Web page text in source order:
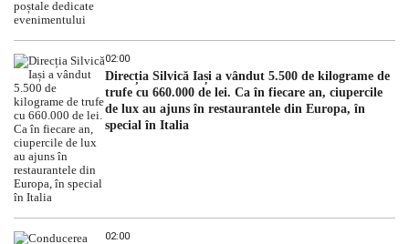
02:00
Direcția Silvică Iași a vândut 5.500 de kilograme de
trufe cu 660.000 de lei. Ca în fiecare an, ciupercile
de lux au ajuns în restaurantele din Europa, în
special în Italia
02:00